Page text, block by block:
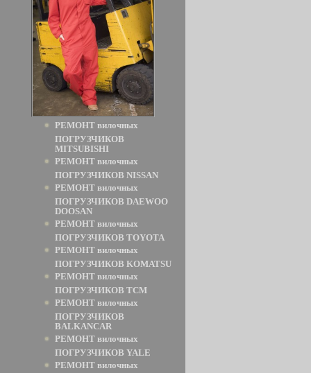
РЕМОНТ вилочных
ПОГРУЗЧИКОВ
MITSUBISHI
РЕМОНТ вилочных
ПОГРУЗЧИКОВ NISSAN
РЕМОНТ вилочных
ПОГРУЗЧИКОВ DAEWOO
DOOSAN
РЕМОНТ вилочных
ПОГРУЗЧИКОВ TOYOTA
РЕМОНТ вилочных
ПОГРУЗЧИКОВ KOMATSU
РЕМОНТ вилочных
ПОГРУЗЧИКОВ TCM
РЕМОНТ вилочных
ПОГРУЗЧИКОВ
BALKANCAR
РЕМОНТ вилочных
ПОГРУЗЧИКОВ YALE
РЕМОНТ вилочных